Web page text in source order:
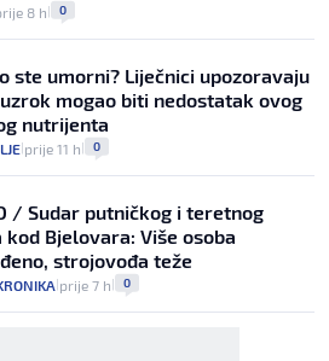
8 h 0
ste umorni? Liječnici upozoravaju
mogao biti nedostatak ovog
nutrijenta
prije 11 h 0
/ Sudar putničkog i teretnog
kod Bjelovara: Više osoba
strojovođa teže
prije 7 h 0